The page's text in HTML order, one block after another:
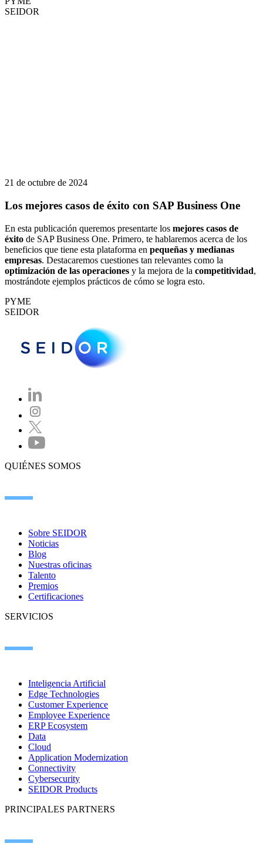
SEIDOR
21 de octubre de 2024
Los mejores casos de éxito con SAP Business One
En esta publicación queremos presentarte los mejores casos de
éxito de SAP Business One. Primero, te hablaremos acerca de los
beneficios que tiene esta plataforma en pequeñas y medianas
empresas. Destacaremos cuestiones tan relevantes como la
optimización de las operaciones y la mejora de la competitividad,
mostrándote ejemplos prácticos de cómo se logra esto.
PYME
SEIDOR
QUIÉNES SOMOS
Sobre SEIDOR
Noticias
Blog
Nuestras oficinas
Talento
Premios
Certificaciones
SERVICIOS
Inteligencia Artificial
Edge Technologies
Customer Experience
Employee Experience
ERP Ecosystem
Data
Cloud
Application Modernization
Connectivity
Cybersecurity
SEIDOR Products
PRINCIPALES PARTNERS